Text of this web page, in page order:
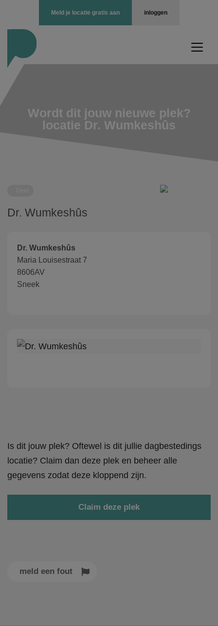
inloggen
Meld je locatie gratis aan
Wordt dit jouw nieuwe plek?
locatie Dr. Wumkeshûs
Dr. Wumkeshûs
Dr. Wumkeshûs
Maria Louisestraat 7
8606AV
Sneek
Is dit jouw plek? Oftewel is dit jullie dagbestedings
locatie? Claim dan deze plek en beheer alle
gegevens zodat deze kloppend zijn.
Claim deze plek
meld een fout